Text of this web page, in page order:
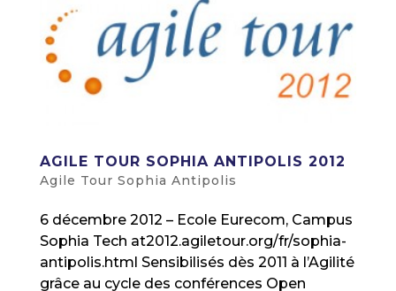
AGILE TOUR SOPHIA ANTIPOLIS 2012
Agile Tour Sophia Antipolis
6 décembre 2012 – Ecole Eurecom, Campus
Sophia Tech at2012.agiletour.org/fr/sophia-
antipolis.html Sensibilisés dès 2011 à l’Agilité
grâce au cycle des conférences Open